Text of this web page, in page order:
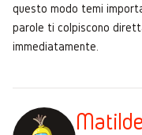
questo modo temi
parole ti colpiscono
immediatamente.